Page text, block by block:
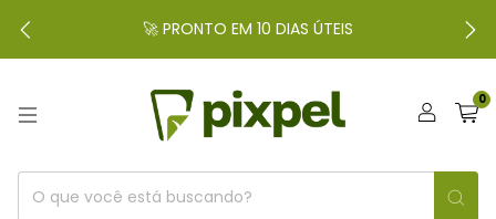
🚀 PRONTO EM 10 DIAS ÚTEIS
0